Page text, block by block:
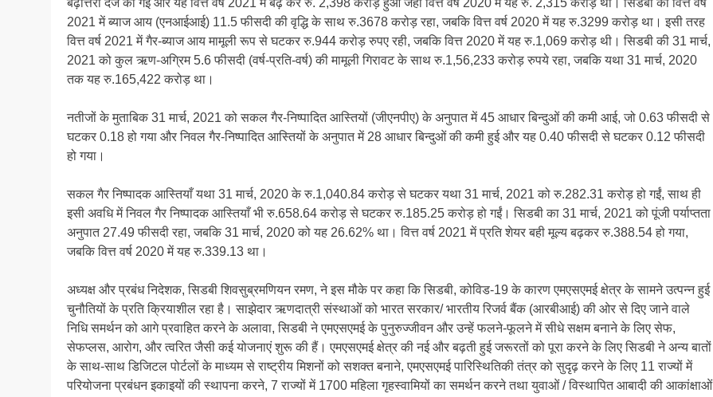
2021 में ब्याज आय (एनआईआई) 11.5 फीसदी की वृद्धि के साथ रु.3678 करोड़ रहा, जबकि वित्त वर्ष 2020 में यह रु.3299 करोड़ था। इसी तरह
वित्त वर्ष 2021 में गैर-ब्याज आय मामूली रूप से घटकर रु.944 करोड़ रुपए रही, जबकि वित्त 2020 में यह रु.1,069 करोड़ थी। सिडबी की 31 मार्च,
2021 को कुल ऋण-अग्रिम 5.6 फीसदी (वर्ष-प्रति-वर्ष) की मामूली गिरावट के साथ रु.1,56,233 करोड़ रुपये रहा, जबकि यथा 31 मार्च, 2020
तक यह रु.165,422 करोड़ था।
नतीजों के मुताबिक 31 मार्च, 2021 को सकल गैर-निष्पादित आस्तियों (जीएनपीए) के अनुपात में 45 आधार बिन्दुओं की कमी आई, जो 0.63 फीसदी से
घटकर 0.18 हो गया और निवल गैर-निष्पादित आस्तियों के अनुपात में 28 आधार बिन्दुओं की कमी हुई और यह 0.40 फीसदी से घटकर 0.12 फीसदी
हो गया।
सकल गैर निष्पादक आस्तियाँ यथा 31 मार्च, 2020 के रु.1,040.84 करोड़ से घटकर यथा 31 मार्च, 2021 को रु.282.31 करोड़ हो गईं, साथ ही
इसी अवधि में निवल गैर निष्पादक आस्तियाँ भी रु.658.64 करोड़ से घटकर रु.185.25 करोड़ हो गईं। सिडबी का 31 मार्च, 2021 को पूंजी पर्याप्तता
अनुपात 27.49 फीसदी रहा, जबकि 31 मार्च, 2020 को यह 26.62% था। वित्त वर्ष 2021 में प्रति शेयर बही मूल्य बढ़कर रु.388.54 हो गया,
जबकि वित्त वर्ष 2020 में यह रु.339.13 था।
अध्यक्ष और प्रबंध निदेशक, सिडबी शिवसुब्रमणियन रमण, ने इस मौके पर कहा कि सिडबी, कोविड-19 के कारण एमएसएमई क्षेत्र के सामने उत्पन्न हुई
चुनौतियों के प्रति क्रियाशील रहा है। साझेदार ऋणदात्री संस्थाओं को भारत सरकार/ भारतीय रिजर्व बैंक (आरबीआई) की ओर से दिए जाने वाले
निधि समर्थन को आगे प्रवाहित करने के अलावा, सिडबी ने एमएसएमई के पुनुरुज्जीवन और उन्हें फलने-फूलने में सीधे सक्षम बनाने के लिए सेफ,
सेफप्लस, आरोग, और त्वरित जैसी कई योजनाएं शुरू की हैं। एमएसएमई क्षेत्र की नई और बढ़ती हुई जरूरतों को पूरा करने के लिए सिडबी ने अन्य बातों
के साथ-साथ डिजिटल पोर्टलों के माध्यम से राष्ट्रीय मिशनों को सशक्त बनाने, एमएसएमई पारिस्थितिकी तंत्र को सुदृढ़ करने के लिए 11 राज्यों में
परियोजना प्रबंधन इकाइयों की स्थापना करने, 7 राज्यों में 1700 महिला गृहस्वामियों का समर्थन करने तथा युवाओं / विस्थापित आबादी की आकांक्षाओं